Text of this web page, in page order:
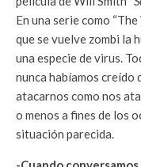
En una serie como
que se vuelve zombi la
una especie de virus.
nunca habíamos creído
atacarnos como nos
o menos a fines de los
situación parecida.